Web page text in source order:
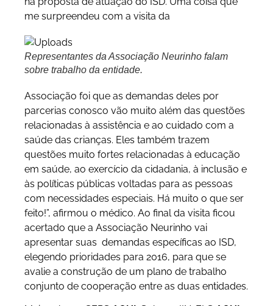
me surpreendeu com a visita da
Representantes da Associação Neurinho falam
sobre trabalho da entidade.
Associação foi que as demandas deles por
parcerias conosco vão muito além das questões
relacionadas à assistência e ao cuidado com a
saúde das crianças. Eles também trazem
questões muito fortes relacionadas à educação
em saúde, ao exercício da cidadania, à inclusão e
às políticas públicas voltadas para as pessoas
com necessidades especiais. Há muito o que ser
feito!”, afirmou o médico. Ao final da visita ficou
acertado que a Associação Neurinho vai
apresentar suas demandas específicas ao ISD,
elegendo prioridades para 2016, para que se
avalie a construção de um plano de trabalho
conjunto de cooperação entre as duas entidades.